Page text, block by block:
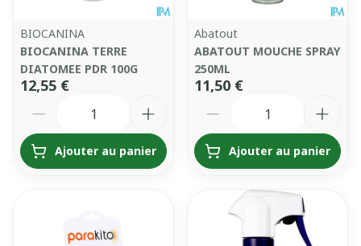
BIOCANINA
BIOCANINA TERRE
DIATOMEE PDR 100G
12,55 €
Ajouter au panier
Abatout
ABATOUT MOUCHE SPRAY
250ML
11,50 €
Ajouter au panier